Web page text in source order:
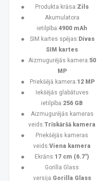
Produkta krāsa:Zils
Akumulatora
ietilpība:4900 mAh
SIM kartes spējas: Divas
SIM kartes
Aizmugurējās kamera:50
MP
Priekšējā kamera:12 MP
Iekšējās glabātuves
ietilpība:256 GB
Aizmugurējās kameras
veids:Trīskāršā kamera
Priekšējās kameras
veids:Viena kamera
Ekrāns:17 cm (6.7")
Gorilla Glass
versija:Gorilla Glass